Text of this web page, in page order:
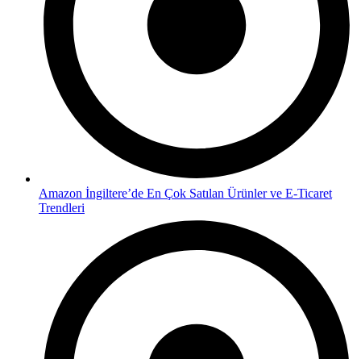
Amazon İngiltere’de En Çok Satılan Ürünler ve E-Ticaret
Trendleri